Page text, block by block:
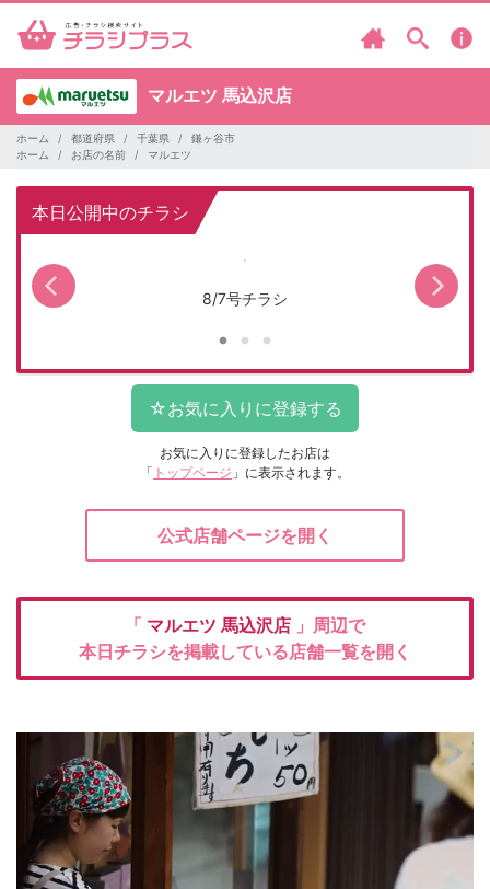
マルエツ 馬込沢店
ホーム 都道府県 千葉県
鎌ヶ谷市
ホーム
お店の名前 マルエツ
本日公開中のチラシ
8/7号チラシ
お気に入りに登録したお店は
「 トップページ 」に表示されます。
公式店舗ページを開く
「 マルエツ 馬込沢店 」周辺で
本日チラシを掲載している店舗一覧を開く